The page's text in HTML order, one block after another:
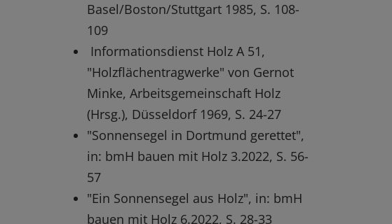
Basel/Boston/Stuttgart 1985, S. 108-
109
Informationsdienst Holz A 51,
"Holzflächentragwerke" von Gernot
Minke, Arbeitsgemeinschaft Holz
(Hrsg.), Düsseldorf 1969, S. 24-27
"Sonnensegel in Dortmund gerettet",
in: bmH bauen mit Holz 3.2022, S. 56-
57
"Ein Sonnensegel aus Holz", in: bmH
bauen mit Holz 6.2022, S. 28-33